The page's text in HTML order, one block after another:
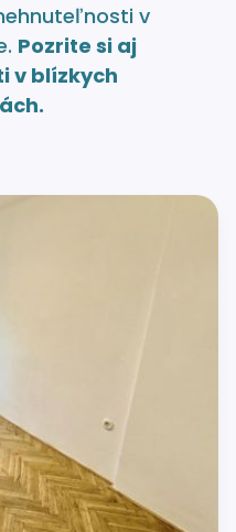
v
Pozrite si aj
v blízkych